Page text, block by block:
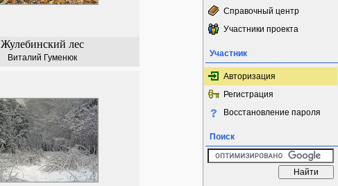
Жулебинский лес
Виталий Гуменюк
Справочный центр
Участники проекта
Участник
Авторизация
Регистрация
Восстановление пароля
Поиск